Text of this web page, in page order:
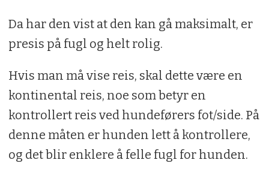
Da har den vist at den kan gå maksimalt, er
presis på fugl og helt rolig.
Hvis man må vise reis, skal dette være en
kontinental reis, noe som betyr en
kontrollert reis ved hundeførers fot/side. På
denne måten er hunden lett å kontrollere,
og det blir enklere å felle fugl for hunden.